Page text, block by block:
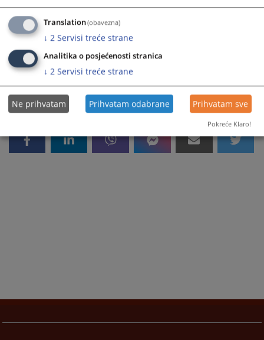
prijavidiskriminacijuopsk@gmail.com
Prikazana vijest je na: Bosanski jezik
513PREGLEDA
Translation(obavezna)
↓ 2 Servisi treće strane
Analitika o posjećenosti stranica
↓ 2 Servisi treće strane
Ne prihvatam Prihvatam odabrane Prihvatam sve
Pokreće Klaro!